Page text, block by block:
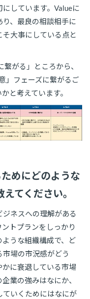
しています。Valueに
、最良の相談相手に
大事にしている点と
がる」ところから、
」フェーズに繋がるご
と考えています。
めにどのような
てください。
ネスへの理解がある
トプランをしっかり
うな組織構成で、ど
場の市況感がどう
に衰退している市場
業の強みはなにか、
ていくためにはなにが